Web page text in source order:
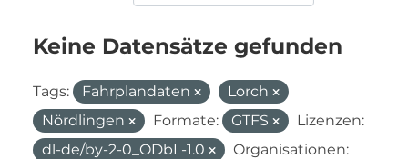
Keine Datensätze gefunden
Tags: Fahrplandaten
Lorch
Nördlingen
Formate: GTFS
Lizenzen:
dl-de/by-2-0_ODbL-1.0
Organisationen: